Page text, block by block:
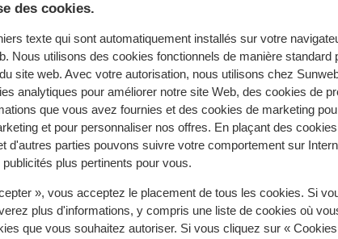
des cookies.
texte qui sont automatiquement installés sur votre
Nous utilisons des cookies fonctionnels de manière standard
site web. Avec votre autorisation, nous utilisons chez
analytiques pour améliorer notre site Web, des cookies de
que vous avez fournies et des cookies de marketing
et pour personnaliser nos offres. En plaçant des
d'autres parties pouvons suivre votre comportement sur
plus pertinents pour vous.
», vous acceptez le placement de tous les cookies. Si
plus d'informations, y compris une liste de cookies où
que vous souhaitez autoriser. Si vous cliquez sur «
leur expérience avec notre produit.
Réservé principalement par
8.6 Excellent
4 avr.
Heel hygiënisch bij aankomst. Alles beschikbaar
(waterkoker, microgolf, stofzuiger,
skimateriaal. Behulpzame receptie. Efficiënt
bij aankomst en vertrek.
Heel hygiënisch bij aankomst. Alles beschikbaar
(waterkoker, microgolf, stofzuiger,
skimateriaal. Behulpzame receptie. Efficiënt
bij aankomst en vertrek.